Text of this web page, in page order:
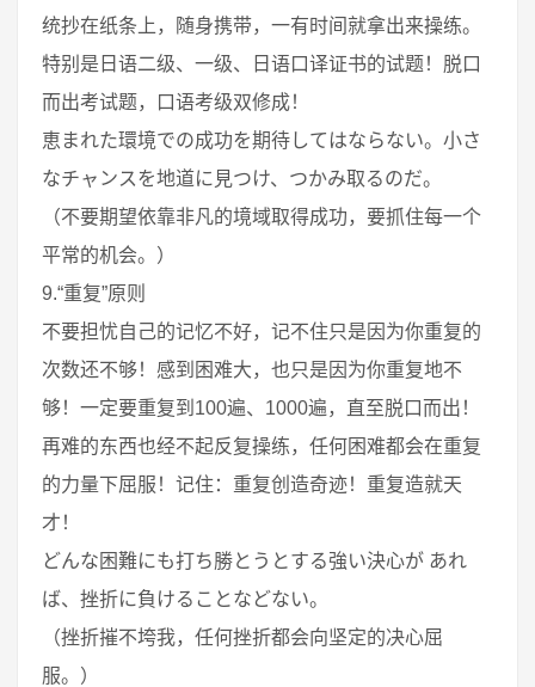
统抄在纸条上，随身携带，一有时间就拿出来操练。
特别是日语二级、一级、日语口译证书的试题！脱口
而出考试题，口语考级双修成！
恵まれた環境での成功を期待してはならない。小さ
なチャンスを地道に見つけ、つかみ取るのだ。
（不要期望依靠非凡的境域取得成功，要抓住每一个
平常的机会。）
9.“重复”原则
不要担忧自己的记忆不好，记不住只是因为你重复的
次数还不够！感到困难大，也只是因为你重复地不
够！一定要重复到100遍、1000遍，直至脱口而出！
再难的东西也经不起反复操练，任何困难都会在重复
的力量下屈服！记住：重复创造奇迹！重复造就天
才！
どんな困難にも打ち勝とうとする強い決心が あれ
ば、挫折に負けることなどない。
（挫折摧不垮我，任何挫折都会向坚定的决心屈
服。）